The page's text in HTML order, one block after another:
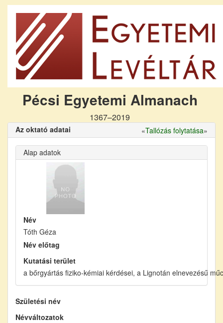
Pécsi Egyetemi Almanach
1367–2019
Az oktató adatai «Tallózás folytatása»
Alap adatok
Név
Tóth Géza
Név előtag
Kutatási terület
a bőrgyártás fiziko-kémiai kérdései, a Lignotán elnevezésű
Születési név
Névváltozatok